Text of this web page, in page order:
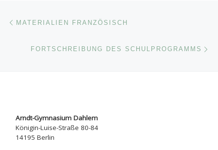
Beitragsnavigation
MATERIALIEN FRANZÖSISCH
FORTSCHREIBUNG DES SCHULPROGRAMMS
Arndt-Gymnasium Dahlem
Königin-Luise-Straße 80-84
14195 Berlin